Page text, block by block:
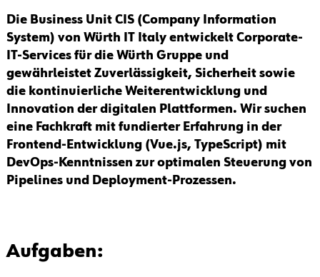
Die Business Unit CIS (Company Information
System) von Würth IT Italy entwickelt Corporate-
IT-Services für die Würth Gruppe und
gewährleistet Zuverlässigkeit, Sicherheit sowie
die kontinuierliche Weiterentwicklung und
Innovation der digitalen Plattformen. Wir suchen
eine Fachkraft mit fundierter Erfahrung in der
Frontend-Entwicklung (Vue.js, TypeScript) mit
DevOps-Kenntnissen zur optimalen Steuerung von
Pipelines und Deployment-Prozessen.
Aufgaben: